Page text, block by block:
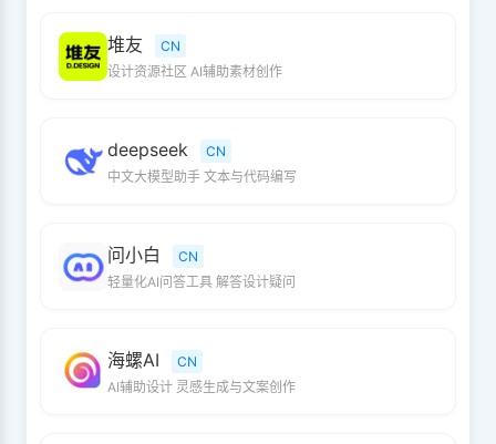
堆友
CN
设计资源社区 AI辅助素材创作
deepseek
CN
中文大模型助手 文本与代码编写
问小白
CN
轻量化AI问答工具 解答设计疑问
海螺AI
CN
AI辅助设计 灵感生成与文案创作